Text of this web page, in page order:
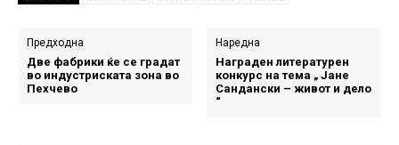
Предходна
Две фабрики ќе се градат
во индустриската зона во
Пехчево
Наредна
Награден литературен
конкурс на тема „ Јане
Сандански – живот и дело
“